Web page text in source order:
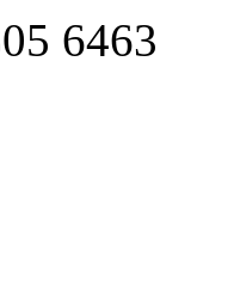
6463